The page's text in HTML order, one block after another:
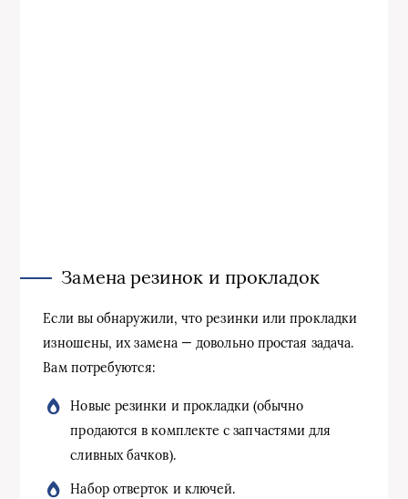
Замена резинок и прокладок
Если вы обнаружили, что резинки или прокладки
изношены, их замена — довольно простая задача.
Вам потребуются:
Новые резинки и прокладки (обычно
продаются в комплекте с запчастями для
сливных бачков).
Набор отверток и ключей.